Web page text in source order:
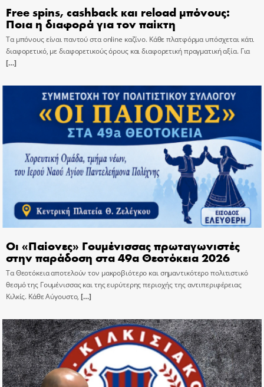
Free spins, cashback και reload μπόνους:
Ποια η διαφορά για τον παίκτη
Τα μπόνους είναι παντού στα online καζίνο. Κάθε πλατφόρμα υπόσχεται κάτι
διαφορετικό, με διαφορετικούς όρους και διαφορετική πραγματική αξία. Για
[…]
Οι «Παίονες» Γουμένισσας πρωταγωνιστές
στην παράδοση στα 49α Θεοτόκεια 2026
Τα Θεοτόκεια αποτελούν τον μακροβιότερο και σημαντικότερο πολιτιστικό
θεσμό της Γουμένισσας και της ευρύτερης περιοχής της αντιπεριφέρειας
Κιλκίς. Κάθε Αύγουστο, […]